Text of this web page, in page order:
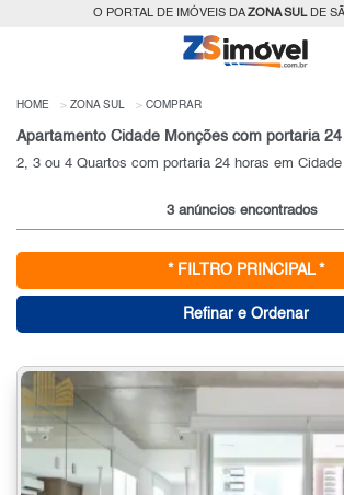
O PORTAL DE IMÓVEIS DAZONA SULDE
HOME ZONA SUL COMPRAR
2, 3 ou 4 Quartos com portaria 24 horas em
3 anúncios encontrados
* FILTRO PRINCIPAL *
Refinar e Ordenar